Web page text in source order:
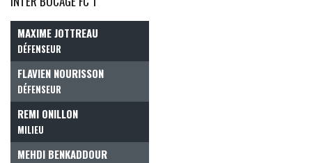
MAXIME JOTTREAU
DÉFENSEUR
FLAVIEN NOURISSON
DÉFENSEUR
REMI ONILLON
MILIEU
MEHDI BENKADDOUR